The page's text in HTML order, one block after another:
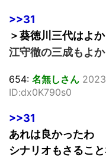
>>31
＞葵徳川三代はよ
江守徹の三成もよ
654: 名無しさん
ID:dx0K790s0
>>31
あれは良かったわ
シナリオもさるこ